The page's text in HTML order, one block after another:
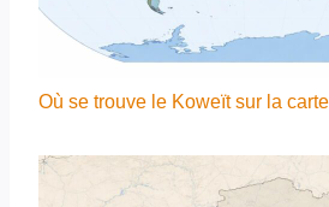
Où se trouve le Koweït sur la